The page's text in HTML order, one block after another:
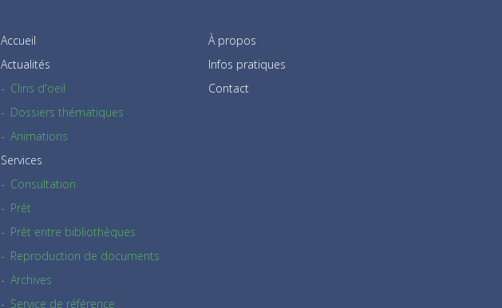
Accueil
Actualités
Clins d'oeil
Dossiers thématiques
Animations
Services
Consultation
Prêt
Prêt entre bibliothèques
Reproduction de documents
Archives
Service de référence
À propos
Infos pratiques
Contact